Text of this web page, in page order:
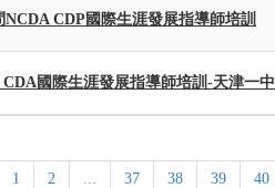
CDP國際生涯發展指導師培訓
國際生涯發展指導師培訓-天津一中
1 2 ... 37 38 39 40